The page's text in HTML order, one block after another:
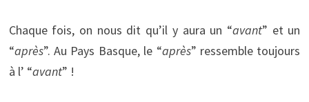
Chaque fois, on nous dit qu’il y aura un “avant” et un
“après”. Au Pays Basque, le “après” ressemble toujours
à l’ “avant” !